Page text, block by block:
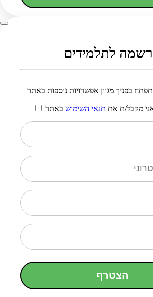
לתלמידים
בפניך מגוון אפשרויות נוספות באתר
מקבל/ת את תנאי השימוש באתר
הצטרף